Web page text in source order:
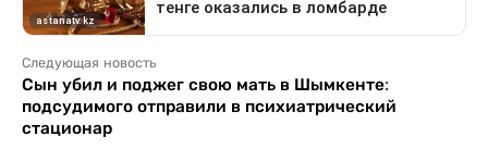
Следующая новость
Сын убил и поджег свою мать в Шымкенте:
подсудимого отправили в психиатрический
стационар